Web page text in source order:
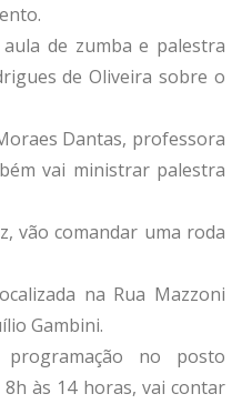
de zumba e palestra
de Oliveira sobre o
Dantas, professora
vai ministrar palestra
vão comandar uma roda
na Rua Mazzoni
Gambini.
no posto
às 14 horas, vai contar